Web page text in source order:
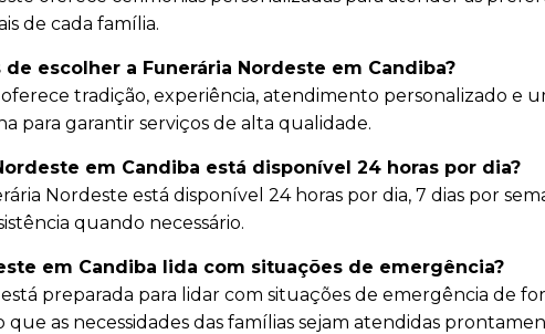
de cada família.
escolher a Funerária Nordeste em Candiba?
tradição, experiência, atendimento personalizado e
para garantir serviços de alta qualidade.
em Candiba está disponível 24 horas por dia?
Nordeste está disponível 24 horas por dia, 7 dias por
quando necessário.
em Candiba lida com situações de emergência?
preparada para lidar com situações de emergência de
as necessidades das famílias sejam atendidas